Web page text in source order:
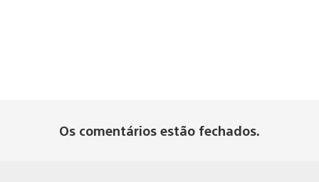
Os comentários estão fechados.